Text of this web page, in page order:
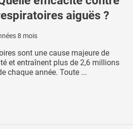
aiguës ?
8 mois
sont une cause majeure de
et entraînent plus de 2,6 millions
chaque année. Toute ...